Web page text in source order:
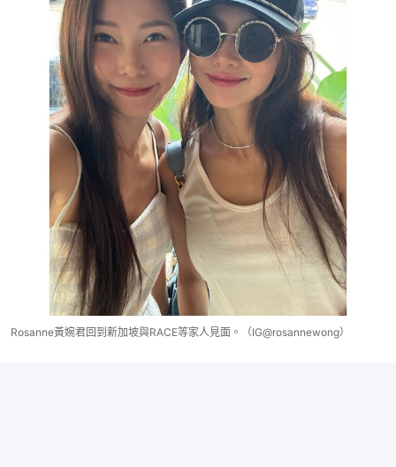
Rosanne黃婉君回到新加坡與RACE等家人見面。（IG@rosannewong）